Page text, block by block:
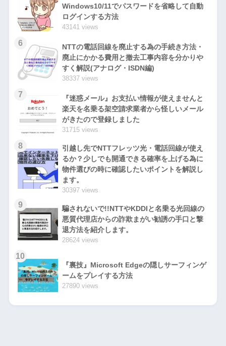
Windows10/11でパスワードを省略して自動
ログインする方法
43141 views
6
NTTの電話回線を廃止する為の手続き方法・
廃止にかかる費用と撤去工事内容を分かりや
すく解説(アナログ・ISDN編)
38337 views
7
『迷惑メール』お支払い情報が使えませんと
楽天を名乗る架空請求業者から怪しいメール
がきたので登録しました
31715 views
8
引越し先でNTTフレッツ光・電話回線が使え
るか？少しでも開通できる確率を上げる為に
物件選びの時に確認したいポイントを解説し
ます。
30397 views
9
騙されないで!!NTTやKDDIと名乗る光回線の
悪質代理店からの詐欺まがい勧誘の手口と撃
退方法を紹介します。
28624 views
10
『裏技』Microsoft Edgeの隠しサーフィンゲ
ームをプレイする方法
27890 views